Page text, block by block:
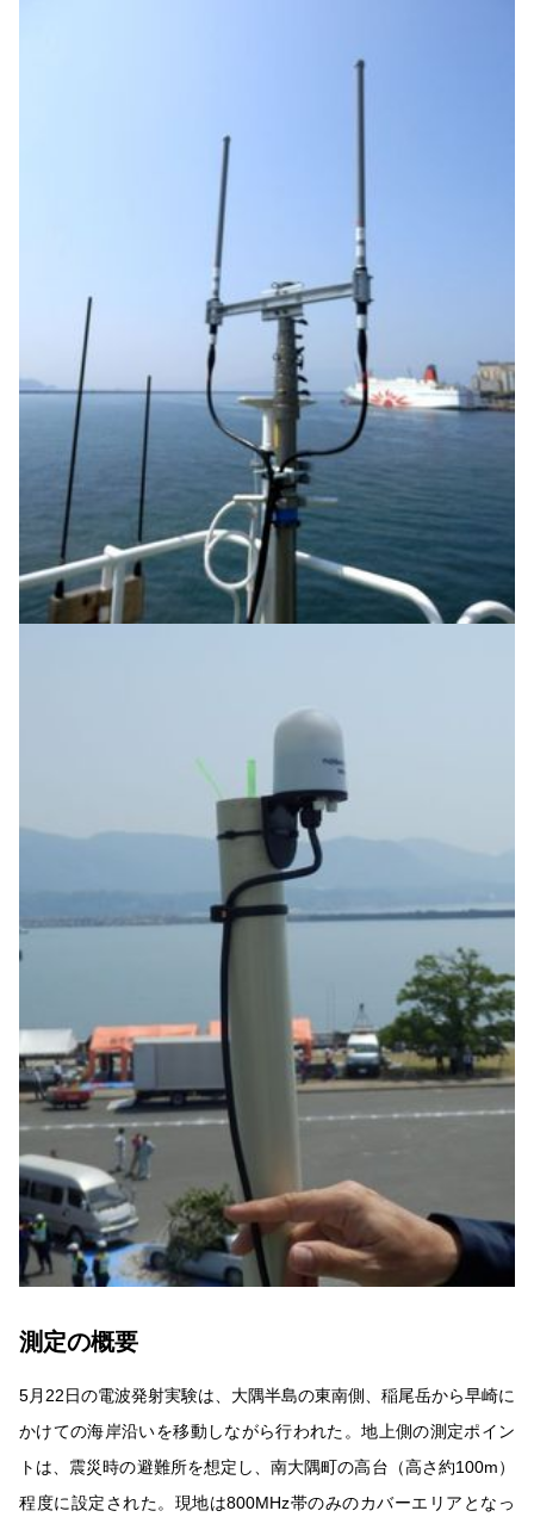
測定の概要
5月22日の電波発射実験は、大隅半島の東南側、稲尾岳から早崎に
かけての海岸沿いを移動しながら行われた。地上側の測定ポイン
トは、震災時の避難所を想定し、南大隅町の高台（高さ約100m）
程度に設定された。現地は800MHz帯のみのカバーエリアとなっ